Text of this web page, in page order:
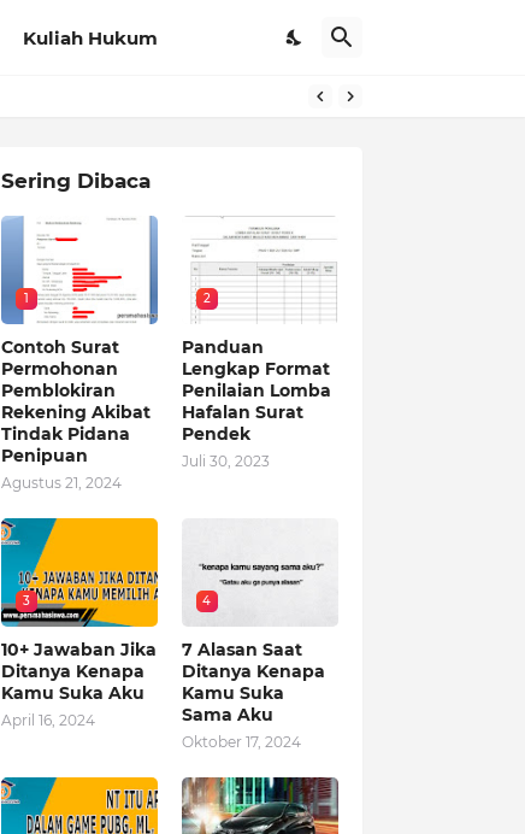
Kuliah Hukum
Sering Dibaca
1
Contoh Surat
Permohonan
Pemblokiran
Rekening Akibat
Tindak Pidana
Penipuan
Agustus 21, 2024
2
Panduan
Lengkap Format
Penilaian Lomba
Hafalan Surat
Pendek
Juli 30, 2023
3
10+ Jawaban Jika
Ditanya Kenapa
Kamu Suka Aku
April 16, 2024
4
7 Alasan Saat
Ditanya Kenapa
Kamu Suka
Sama Aku
Oktober 17, 2024